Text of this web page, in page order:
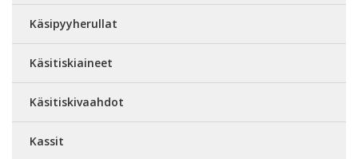
Käsipyyherullat
Käsitiskiaineet
Käsitiskivaahdot
Kassit